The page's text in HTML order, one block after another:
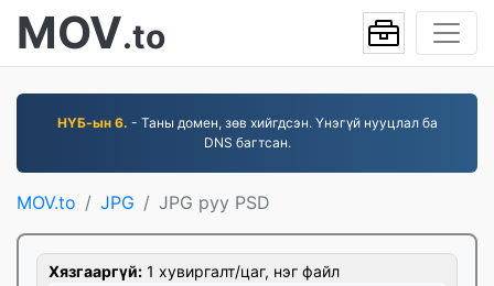
MOV.to
НҮБ-ын 6. - Таны домен, зөв хийгдсэн. Үнэгүй нууцлал ба
DNS багтсан.
MOV.to JPG JPG руу PSD
Хязгааргүй: 1 хувиргалт/цаг, нэг файл